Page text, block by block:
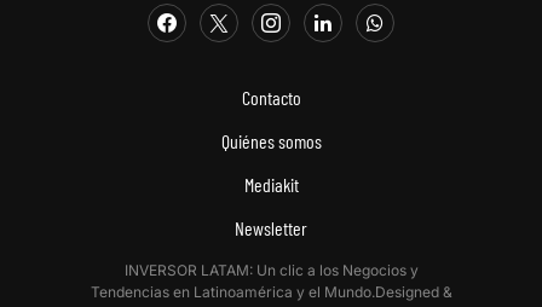
Contacto
Quiénes somos
Mediakit
Newsletter
INVERSOR LATAM: Un clic a los Negocios y
Tendencias en Latinoamérica y el Mundo.Designed &